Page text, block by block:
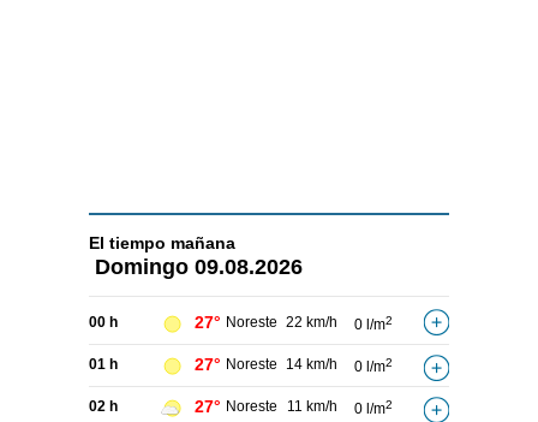
El tiempo mañana
Domingo 09.08.2026
00 h 27° Noreste 22 km/h 0 l/m2
01 h 27° Noreste 14 km/h 0 l/m2
02 h 27° Noreste 11 km/h 0 l/m2